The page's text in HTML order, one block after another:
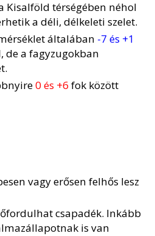
Kisalföld térségében néhol
a déli, délkeleti szelet.
általában -7 és +1
de a fagyzugokban
0 és +6 fok között
vagy erősen felhős lesz
csapadék. Inkább
is van